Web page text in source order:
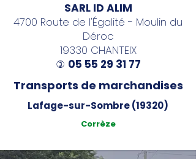
SARL ID ALIM
4700 Route de l'Égalité - Moulin du
Déroc
19330 CHANTEIX
) 05 55 29 31 77
Transports de marchandises
Lafage-sur-Sombre (19320)
Corrèze